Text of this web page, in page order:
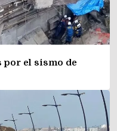
por el sismo de